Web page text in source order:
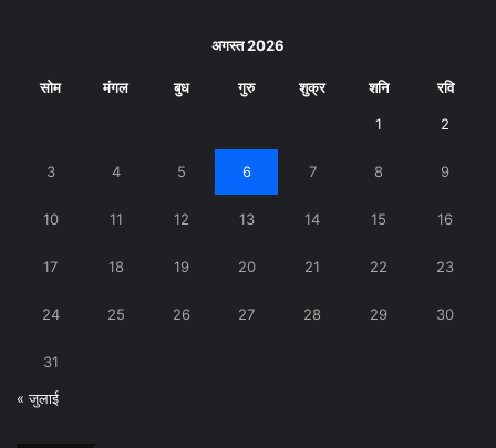
अगस्त 2026
सोम मंगल बुध गुरु शुक्र शनि रवि
1 2
3 4 5 6 7 8 9
10 11 12 13 14 15 16
17 18 19 20 21 22 23
24 25 26 27 28 29 30
31
« जुलाई